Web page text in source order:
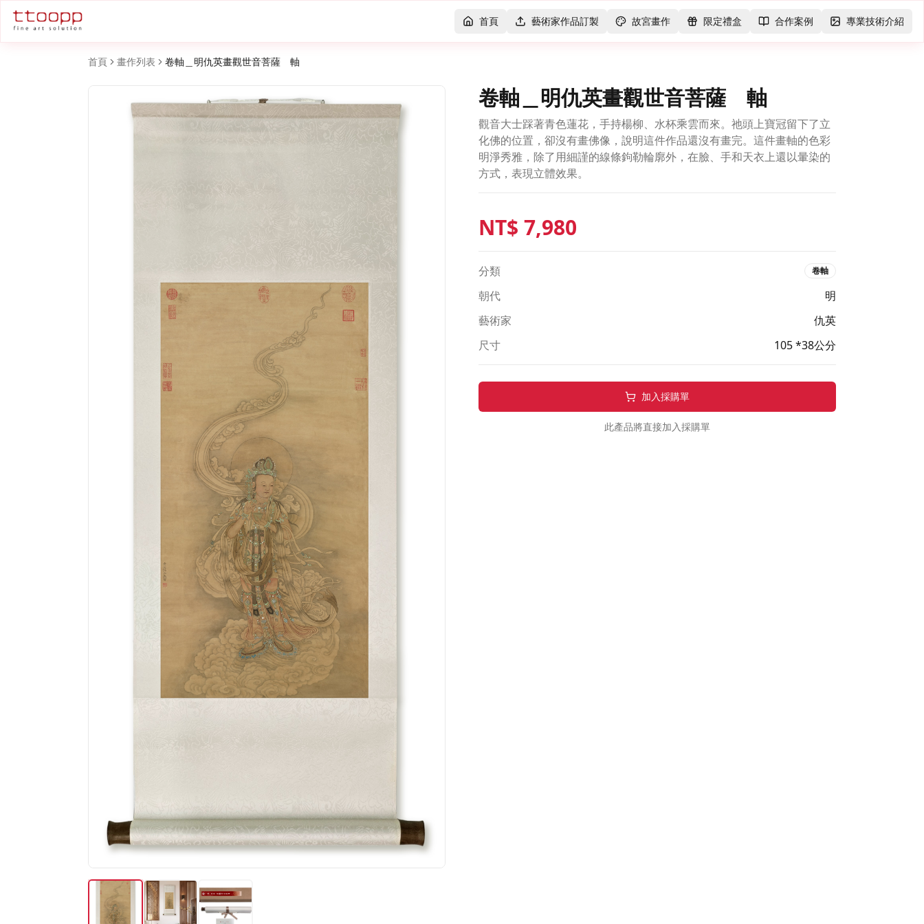
首頁 藝術家作品訂製 故宮畫作 限定禮盒 合作案例 專業技術介紹
首頁 畫作列表 卷軸＿明仇英畫觀世音菩薩 軸
卷軸＿明仇英畫觀世音菩薩 軸
觀音大士踩著青色蓮花，手持楊柳、水杯乘雲而來。祂頭上寶冠留下了立
化佛的位置，卻沒有畫佛像，說明這件作品還沒有畫完。這件畫軸的色彩
明淨秀雅，除了用細謹的線條鉤勒輪廓外，在臉、手和天衣上還以暈染的
方式，表現立體效果。
NT$ 7,980
分類 卷軸
朝代
明
藝術家
仇英
尺寸
105 *38公分
加入採購單
此產品將直接加入採購單